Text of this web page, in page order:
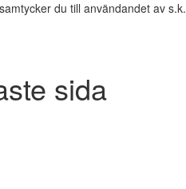
du till användandet av s.k.
sida